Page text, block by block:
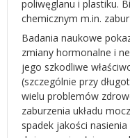
poliwęglanu i plastiku.
chemicznym m.in.
Badania naukowe
zmiany hormonalne i
jego szkodliwe
(szczególnie przy
wielu problemów
zaburzenia układu
spadek jakości